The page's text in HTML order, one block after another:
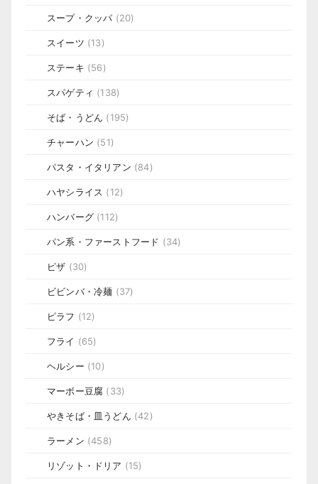
スープ・クッパ (20)
スイーツ (13)
ステーキ (56)
スパゲティ (138)
そば・うどん (195)
チャーハン (51)
パスタ・イタリアン (84)
ハヤシライス (12)
ハンバーグ (112)
パン系・ファーストフード (34)
ピザ (30)
ビビンバ・冷麺 (37)
ピラフ (12)
フライ (65)
ヘルシー (10)
マーボー豆腐 (33)
やきそば・皿うどん (42)
ラーメン (458)
リゾット・ドリア (15)